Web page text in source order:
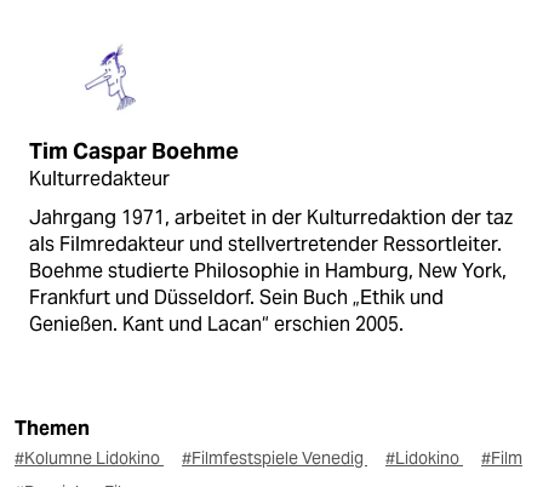
Tim Caspar Boehme
Kulturredakteur
Jahrgang 1971, arbeitet in der Kulturredaktion der taz
als Filmredakteur und stellvertretender Ressortleiter.
Boehme studierte Philosophie in Hamburg, New York,
Frankfurt und Düsseldorf. Sein Buch „Ethik und
Genießen. Kant und Lacan“ erschien 2005.
Themen
#Kolumne Lidokino #Filmfestspiele Venedig #Lidokino
#Film